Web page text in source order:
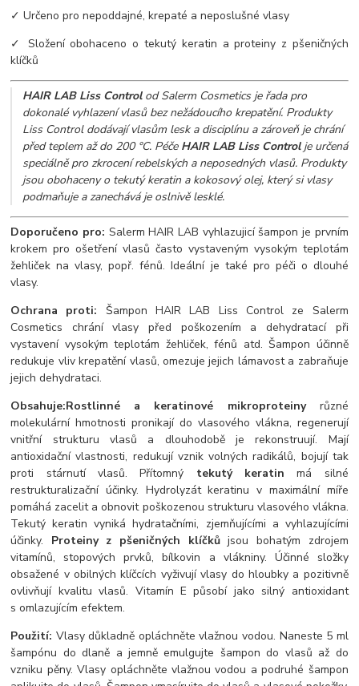
✓ Určeno pro nepoddajné, krepaté a neposlušné vlasy
✓ Složení obohaceno o tekutý keratin a proteiny z pšeničných
klíčků
HAIR LAB Liss Controlod Salerm Cosmetics je řada pro
dokonalé vyhlazení vlasů bez nežádoucího krepatění. Produkty
Liss Control dodávají vlasům lesk a disciplínu a zároveň je chrání
před teplem až do 200 °C. Péče HAIR LAB Liss Control je určená
speciálně pro zkrocení rebelských a neposedných vlasů. Produkty
jsou obohaceny o tekutý keratin a kokosový olej, který si vlasy
podmaňuje a zanechává je oslnivě lesklé.
Doporučeno pro: Salerm HAIR LAB vyhlazujicí šampon je prvním
krokem pro ošetření vlasů často vystaveným vysokým teplotám
žehliček na vlasy, popř. fénů. Ideální je také pro péči o dlouhé
vlasy.
Ochrana proti: Šampon HAIR LAB Liss Control ze Salerm
Cosmetics chrání vlasy před poškozením a dehydratací při
vystavení vysokým teplotám žehliček, fénů atd. Šampon účinně
redukuje vliv krepatění vlasů, omezuje jejich lámavost a zabraňuje
jejich dehydrataci.
Obsahuje:Rostlinné a keratinové mikroproteiny různé
molekulární hmotnosti pronikají do vlasového vlákna, regenerují
vnitřní strukturu vlasů a dlouhodobě je rekonstruují. Mají
antioxidační vlastnosti, redukují vznik volných radikálů, bojují tak
proti stárnutí vlasů. Přítomný tekutý keratin má silné
restrukturalizační účinky. Hydrolyzát keratinu v maximální míře
pomáhá zacelit a obnovit poškozenou strukturu vlasového vlákna.
Tekutý keratin vyniká hydratačními, zjemňujícími a vyhlazujícími
účinky. Proteiny z pšeničných klíčkůjsou bohatým zdrojem
vitamínů, stopových prvků, bílkovin a vlákniny. Účinné složky
obsažené v obilných klíčcích vyživují vlasy do hloubky a pozitivně
ovlivňují kvalitu vlasů. Vitamín E působí jako silný antioxidant
s omlazujícím efektem.
Použití: Vlasy důkladně opláchněte vlažnou vodou. Naneste 5 ml
šampónu do dlaně a jemně emulgujte šampon do vlasů až do
vzniku pěny. Vlasy opláchněte vlažnou vodou a podruhé šampon